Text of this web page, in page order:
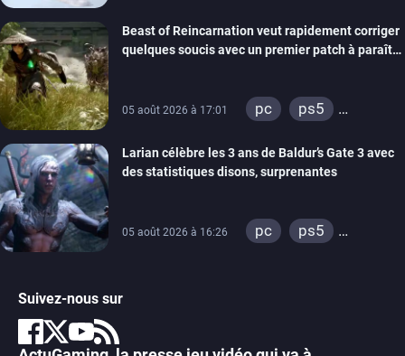
Beast of Reincarnation veut rapidement corriger
quelques soucis avec un premier patch à paraître
05 août 2026 à 17:01 pc
ps5
Larian célèbre les 3 ans de Baldur’s Gate 3 avec
des statistiques disons, surprenantes
05 août 2026 à 16:26 pc
ps5
Suivez-nous sur